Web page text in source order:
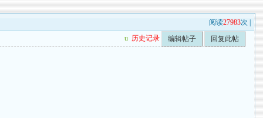
阅读27983次 |
u 历史记录 编辑帖子 回复此帖